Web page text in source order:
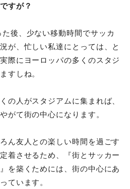
すが？
後、少ない移動時間でサッカ
が、忙しい私達にとっては、と
際にヨーロッパの多くのスタジ
すしね。
の人がスタジアムに集まれば、
がて街の中心になります。
ん友人との楽しい時間を過ごす
着させるため、『街とサッカー
を築くためには、街の中心にあ
ています。